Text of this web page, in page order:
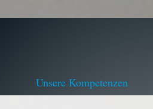
Unsere Kompetenzen